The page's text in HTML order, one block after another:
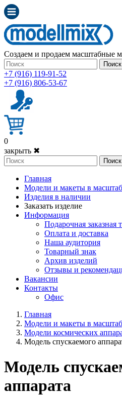
Создаем и продаем масштабные
Поиск
+7 (916) 119-91-52
+7 (916) 806-53-67
0
закрыть ✖
Поиск
Главная
Модели и макеты в
Изделия в наличии
Заказать изделие
Информация
Подарочная заказная
Оплата и доставка
Наша аудитория
Товарный знак
Архив изделий
Отзывы и
Вакансии
Контакты
Офис
Главная
Модели и макеты в
Модели космических
Модель спускаемого
Модель
аппарата